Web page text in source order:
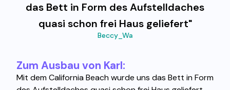
das Bett in Form des Aufstelldaches
quasi schon frei Haus geliefert"
Beccy_Wa
Zum Ausbau von Karl:
Mit dem California Beach wurde uns das Bett in Form